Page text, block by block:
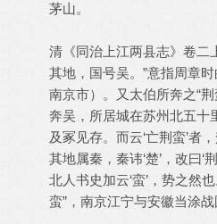
茅山。
清《同治上江两县志》卷二
其地，国号吴。”意指周章
南京市）。又太伯所奔之“
奔吴，所居城在苏州北五十
及冢见存。而云‘亡荆蛮’者
其地属秦，秦讳‘楚’，改曰‘
北人书史加云‘蛮’，势之然
蛮”，南京江宁与安徽当涂